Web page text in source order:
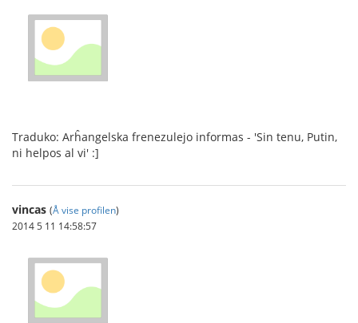
Traduko: Arĥangelska frenezulejo informas - 'Sin tenu, Putin,
ni helpos al vi' :]
vincas (Å vise profilen)
2014 5 11 14:58:57